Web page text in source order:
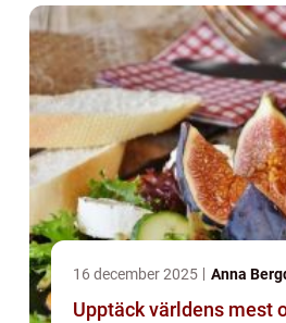
16 december 2025 Anna
Upptäck världens mest